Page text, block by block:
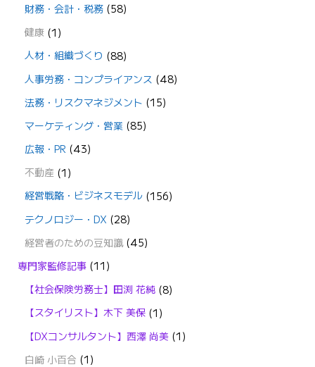
財務・会計・税務 (58)
健康 (1)
人材・組織づくり (88)
人事労務・コンプライアンス (48)
法務・リスクマネジメント (15)
マーケティング・営業 (85)
広報・PR (43)
不動産 (1)
経営戦略・ビジネスモデル (156)
テクノロジー・DX (28)
経営者のための豆知識(45)
専門家監修記事(11)
【社会保険労務士】田渕 花純 (8)
【スタイリスト】木下 美保 (1)
【DXコンサルタント】西澤 尚美 (1)
白崎 小百合 (1)